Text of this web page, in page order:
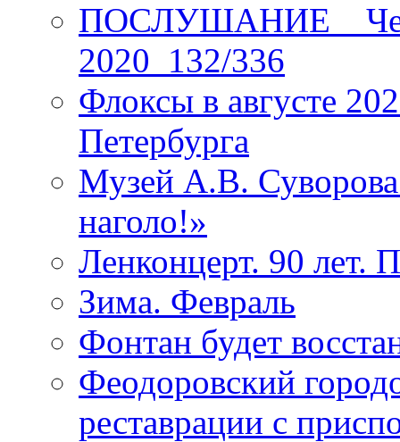
ПОСЛУШАНИЕ _
2020_132/336
Флоксы в августе
Петербурга
Музей А.В.
наголо!»
Ленконцерт. 90 лет.
Зима. Февраль
Фонтан будет
Феодоровский
реставрации с